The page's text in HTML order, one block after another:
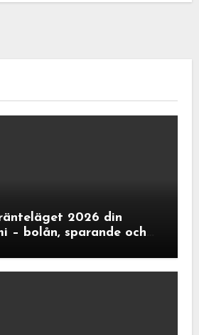
2026 din
– bolån, sparande och